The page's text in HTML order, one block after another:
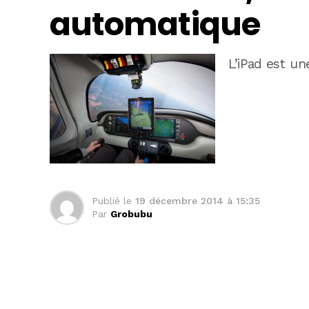
automatique
L’iPad est
Publié le 19 décembre 2014 à 15:35
Par Grobubu